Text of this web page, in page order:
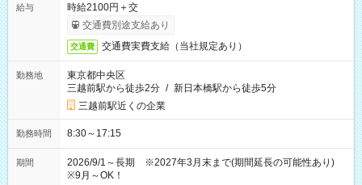
給与
時給2100円＋交
交通費別途支給あり
交通費 交通費実費支給（当社規定あり）
勤務地
東京都中央区
三越前駅から徒歩2分 / 新日本橋駅から徒歩5分
三越前駅近くの企業
勤務時間 8:30～17:15
期間
2026/9/1～長期 ※2027年3月末まで(期間延長の可能性あり)
※9月～OK！